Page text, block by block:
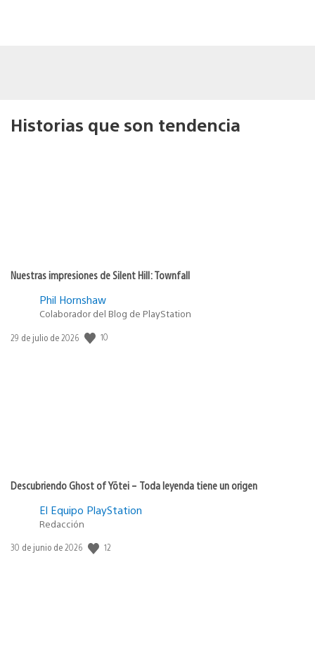
Historias que son tendencia
Nuestras impresiones de Silent Hill: Townfall
Phil Hornshaw
Colaborador del Blog de PlayStation
Fecha
29 de julio de 2026 10
Descubriendo Ghost of Yōtei – Toda leyenda tiene un origen
El Equipo PlayStation
Redacción
Fecha
30 de junio de 2026 12